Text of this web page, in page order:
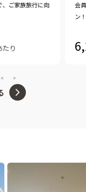
、ご家族旅行に向
学児のみ無料）
り
会
ン